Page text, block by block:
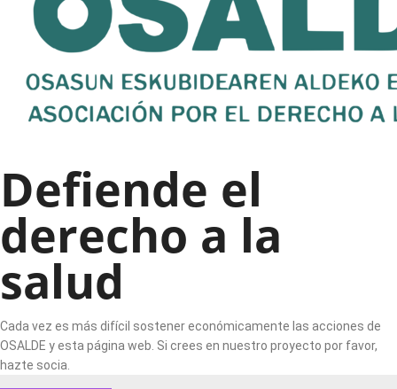
Defiende el
derecho a la
salud
Cada vez es más difícil sostener económicamente las acciones de
OSALDE y esta página web. Si crees en nuestro proyecto por favor,
hazte socia.